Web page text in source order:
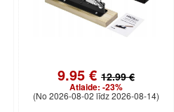
9.95 € 12.99 €
Atlaide: -23%
(No 2026-08-02 līdz 2026-08-14)